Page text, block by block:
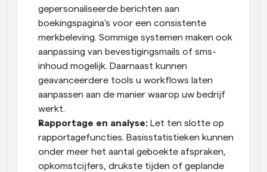
gepersonaliseerde berichten aan
boekingspagina's voor een consistente
merkbeleving. Sommige systemen maken ook
aanpassing van bevestigingsmails of sms-
inhoud mogelijk. Daarnaast kunnen
geavanceerdere tools u workflows laten
aanpassen aan de manier waarop uw bedrijf
werkt.
Rapportage en analyse: Let ten slotte op
rapportagefuncties. Basisstatistieken kunnen
onder meer het aantal geboekte afspraken,
opkomstcijfers, drukste tijden of geplande